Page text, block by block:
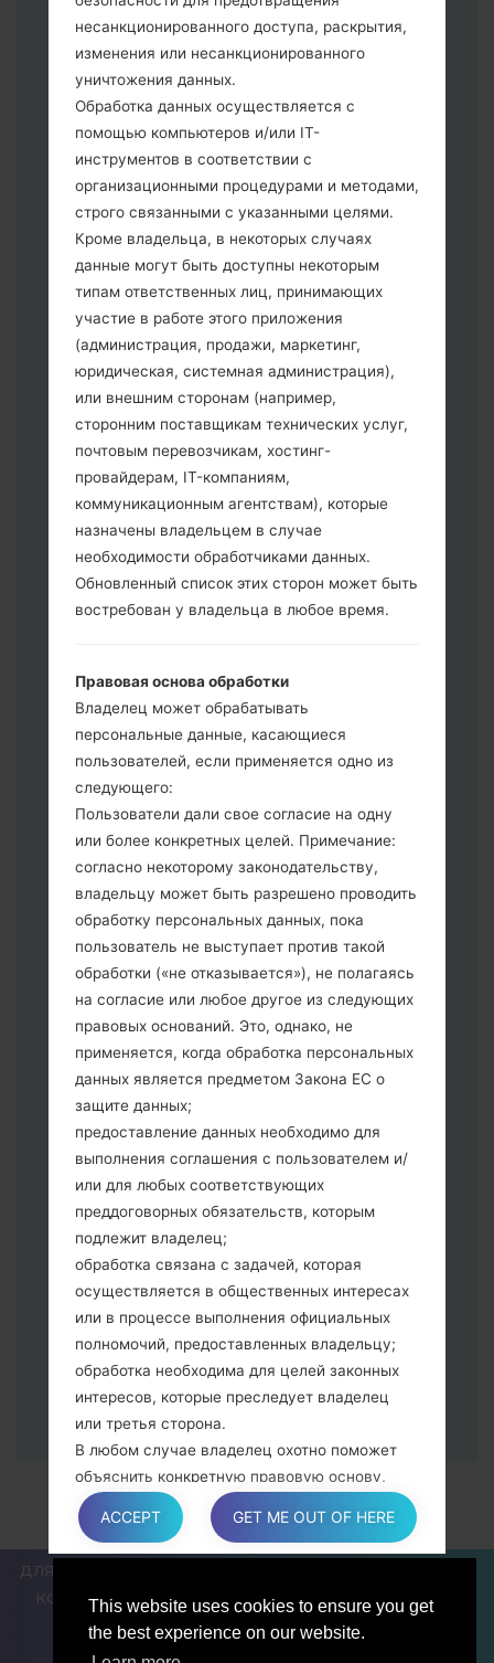
This website uses cookies to ensure you get
the best experience on our website.
Скачайте на свой ПК:
Далее загрузите и распакуйте файл
прошивки.
Вам необходимо 1 (Выбрать 1 файл
прошивки здесь) или 5 (Выбрать 5
файл прошивки здесь) файлов для
прошивки:
AP: "System & Recovery"
CP: "Modem & Radio"
CSC _ ***: "Country & Region & Operator"
HOME_CSC _ ***: "Country & Region &
Operator"
3.
Если вы хотите прошить телефон и
сбросить к заводским настройкам
выберите CSC _ ***, в другом случае
выберите HOME_CSC _ *** для
сохранения Ваших данных.
Теперь выключите устройство и
войдите в "Download" режим. Все
методы как это сделать:
Нажмите и удерживайте клавиши:
питание, громкости и Bixbi.
Нажмите и удерживайте клавиши:
регулировки громкости. Подключив
телефон к ПК используя USB кабель.
Нажмите и удерживайте клавиши:
питание, громкости и домой.
Подключите USB кабель и нажмите
клавиши: уменьшение звука и Bixbi.
Нажмите и удерживайте клавиши:
питания и увеличения громкости
Далее подключите к компьютеру,
программа Odin должна определить
Ваш девайс и "COM port number"
появится на экране.
Укажите только "F.Reset" время и "Auto-
Reboot".
В конце нажмите кнопку "Start". Ваше
устройство перезагрузится и
отсоединится от ПК.
ДЛЯ БЛОГЕРОВ И ПИСАТЕЛЕЙ
КОНТАКТЫ
ПОЛИТИКА КОНФИДЕНЦИАЛЬНОСТИ
УСЛОВИЯ ОБСЛУЖИВАНИЯ
несанкционированного доступа, раскрытия,
изменения или несанкционированного
уничтожения данных.
Обработка данных осуществляется с
помощью компьютеров и/или IT-
инструментов в соответствии с
организационными процедурами и методами,
строго связанными с указанными целями.
Кроме владельца, в некоторых случаях
данные могут быть доступны некоторым
типам ответственных лиц, принимающих
участие в работе этого приложения
(администрация, продажи, маркетинг,
юридическая, системная администрация),
или внешним сторонам (например,
сторонним поставщикам технических услуг,
почтовым перевозчикам, хостинг-
провайдерам, IT-компаниям,
коммуникационным агентствам), которые
назначены владельцем в случае
необходимости обработчиками данных.
Обновленный список этих сторон может быть
востребован у владельца в любое время.
Правовая основа обработки
Владелец может обрабатывать
персональные данные, касающиеся
пользователей, если применяется одно из
следующего:
Пользователи дали свое согласие на одну
или более конкретных целей. Примечание:
согласно некоторому законодательству,
владельцу может быть разрешено проводить
обработку персональных данных, пока
пользователь не выступает против такой
обработки («не отказывается»), не полагаясь
на согласие или любое другое из следующих
правовых оснований. Это, однако, не
применяется, когда обработка персональных
данных является предметом Закона ЕС о
защите данных;
предоставление данных необходимо для
выполнения соглашения с пользователем и/
или для любых соответствующих
преддоговорных обязательств, которым
подлежит владелец;
обработка связана с задачей, которая
осуществляется в общественных интересах
или в процессе выполнения официальных
полномочий, предоставленных владельцу;
обработка необходима для целей законных
интересов, которые преследует владелец
или третья сторона.
В любом случае владелец охотно поможет
объяснить конкретную правовую основу,
которая применяется к обработке, и в
частности, является ли предоставление
персональных данных обязательным или
необходимым для заключения договора.
ACCEPT GET ME OUT OF HERE